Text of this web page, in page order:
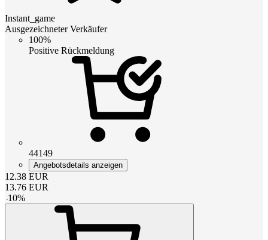
Instant_game
Ausgezeichneter Verkäufer
100%
Positive Rückmeldung
44149
Angebotsdetails anzeigen
12.38 EUR
13.76 EUR
-10%